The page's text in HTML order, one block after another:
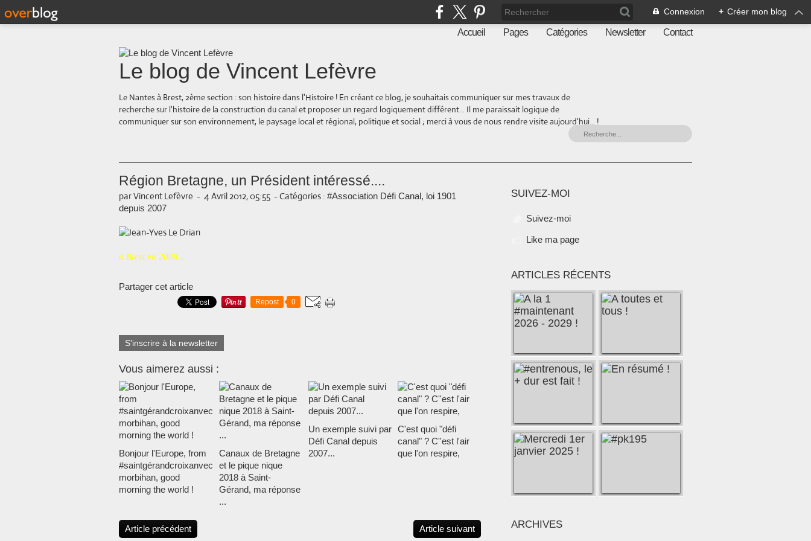
Connexion + Créer mon blog
Accueil Pages Catégories Newsletter Contact
Le blog de Vincent Lefèvre
Le Nantes à Brest, 2ème section : son histoire dans l'Histoire ! En créant ce blog, je souhaitais communiquer sur mes travaux de
recherche sur l'histoire de la construction du canal et proposer un regard logiquement différent... Il me paraissait logique de
communiquer sur son environnement, le paysage local et régional, politique et social ; merci à vous de nous rendre visite aujourd'hui... !
Région Bretagne, un Président intéressé....
par Vincent Lefèvre - 4 Avril 2012, 05:55 - Catégories : #Association Défi Canal, loi 1901
depuis 2007
à Brest en 2008...
Partager cet article
Repost 0
S'inscrire à la newsletter
Vous aimerez aussi :
Bonjour l'Europe, from
#saintgérandcroixanvec
morbihan, good
morning the world !
Canaux de Bretagne
et le pique nique
2018 à Saint-
Gérand, ma réponse
...
Un exemple suivi par
Défi Canal depuis
2007...
C'est quoi "défi
canal" ? C''est l'air
que l'on respire,
Article précédent Article suivant
SUIVEZ-MOI
Suivez-moi
Like ma page
ARTICLES RÉCENTS
ARCHIVES